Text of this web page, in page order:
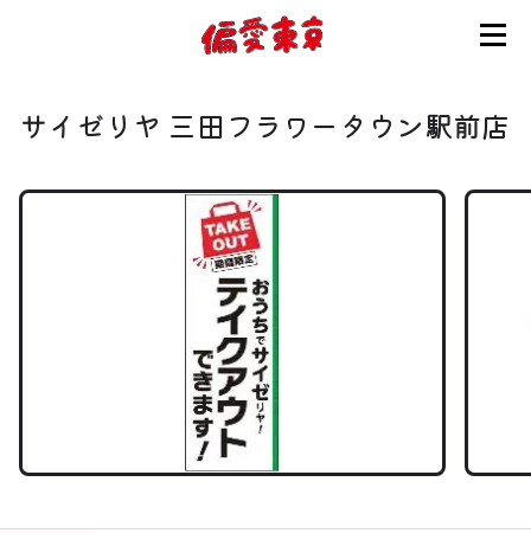
使い方
サイゼリヤ 三田フラワータウン駅前店